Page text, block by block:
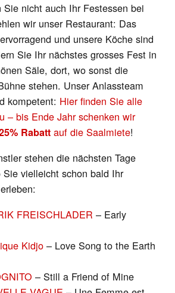
Sie nicht auch Ihr Festessen bei
wir unser Restaurant: Das
und unsere Köche sind
Sie Ihr nächstes grosses Fest in
Säle, dort, wo sonst die
stehen. Unser Anlassteam
kompetent: Hier finden Sie alle
– bis Ende Jahr schenken wir
Rabatt auf die Saalmiete!
stehen die nächsten Tage
vielleicht schon bald Ihr
FREISCHLADER – Early
Kidjo – Love Song to the Earth
– Still a Friend of Mine